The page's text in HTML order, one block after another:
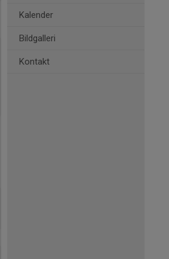
Kalender
Bildgalleri
Kontakt